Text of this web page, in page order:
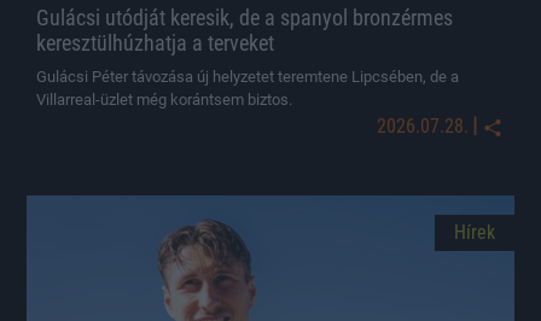
Gulácsi utódját keresik, de a spanyol bronzérmes
keresztülhúzhatja a terveket
Gulácsi Péter távozása új helyzetet teremtene Lipcsében, de a
Villarreal-üzlet még korántsem biztos.
2026.07.28. |
Hírek